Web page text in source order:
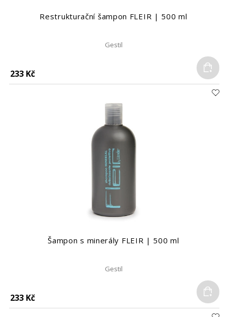
Restrukturační šampon FLEIR | 500 ml
Gestil
233 Kč
Šampon s minerály FLEIR | 500 ml
Gestil
233 Kč